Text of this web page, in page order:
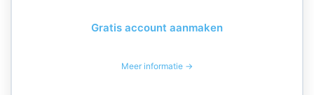
Gratis account aanmaken
Meer informatie →